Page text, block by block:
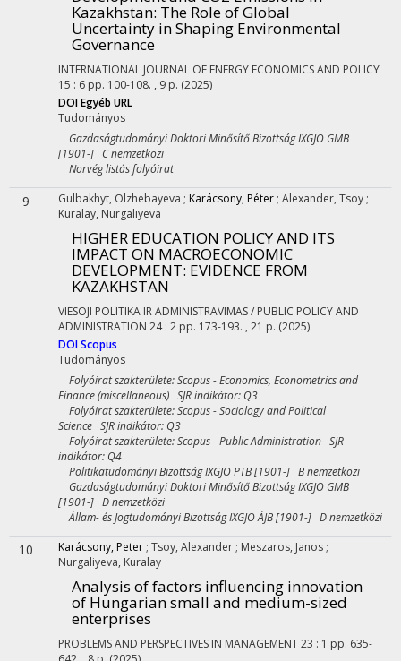
Kazakhstan: The Role of Global
Uncertainty in Shaping Environmental
Governance
INTERNATIONAL JOURNAL OF ENERGY ECONOMICS AND POLICY
15 : 6 pp. 100-108. , 9 p. (2025)
DOIEgyéb URL
Tudományos
Gazdaságtudományi Doktori Minősítő Bizottság IXGJO GMB
[1901-] C nemzetközi
Norvég listás folyóirat
9 Gulbakhyt, Olzhebayeva ; Karácsony, Péter ; Alexander, Tsoy ;
Kuralay, Nurgaliyeva
HIGHER EDUCATION POLICY AND ITS
IMPACT ON MACROECONOMIC
DEVELOPMENT: EVIDENCE FROM
KAZAKHSTAN
VIESOJI POLITIKA IR ADMINISTRAVIMAS / PUBLIC POLICY AND
ADMINISTRATION 24: 2 pp. 173-193. , 21 p. (2025)
DOIScopus
Tudományos
Folyóirat szakterülete: Scopus - Economics, Econometrics and
Finance (miscellaneous) SJR indikátor: Q3
Folyóirat szakterülete: Scopus - Sociology and Political
Science SJR indikátor: Q3
Folyóirat szakterülete: Scopus - Public Administration SJR
indikátor: Q4
Politikatudományi Bizottság IXGJO PTB [1901-] B nemzetközi
Gazdaságtudományi Doktori Minősítő Bizottság IXGJO GMB
[1901-] D nemzetközi
Állam- és Jogtudományi Bizottság IXGJO ÁJB [1901-] D nemzetközi
10 Karácsony, Peter ; Tsoy, Alexander ; Meszaros, Janos ;
Nurgaliyeva, Kuralay
Analysis of factors influencing innovation
of Hungarian small and medium-sized
enterprises
PROBLEMS AND PERSPECTIVES IN MANAGEMENT23 : 1 pp. 635-